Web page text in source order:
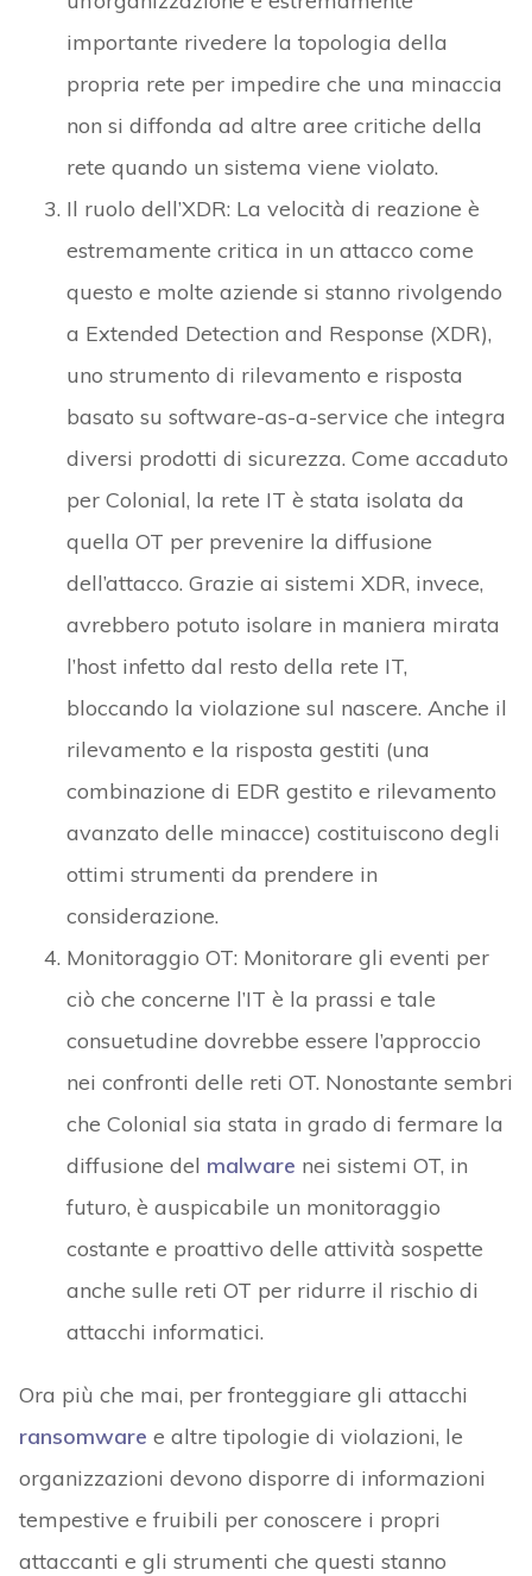
importante rivedere la topologia della
propria rete per impedire che una minaccia
non si diffonda ad altre aree critiche della
rete quando un sistema viene violato.
Il ruolo dell’XDR: La velocità di reazione è
estremamente critica in un attacco come
questo e molte aziende si stanno rivolgendo
a Extended Detection and Response (XDR),
uno strumento di rilevamento e risposta
basato su software-as-a-service che integra
diversi prodotti di sicurezza. Come accaduto
per Colonial, la rete IT è stata isolata da
quella OT per prevenire la diffusione
dell’attacco. Grazie ai sistemi XDR, invece,
avrebbero potuto isolare in maniera mirata
l’host infetto dal resto della rete IT,
bloccando la violazione sul nascere. Anche il
rilevamento e la risposta gestiti (una
combinazione di EDR gestito e rilevamento
avanzato delle minacce) costituiscono degli
ottimi strumenti da prendere in
considerazione.
Monitoraggio OT: Monitorare gli eventi per
ciò che concerne l’IT è la prassi e tale
consuetudine dovrebbe essere l’approccio
nei confronti delle reti OT. Nonostante sembri
che Colonial sia stata in grado di fermare la
diffusione del malware nei sistemi OT, in
futuro, è auspicabile un monitoraggio
costante e proattivo delle attività sospette
anche sulle reti OT per ridurre il rischio di
attacchi informatici.
Ora più che mai, per fronteggiare gli attacchi
ransomware e altre tipologie di violazioni, le
organizzazioni devono disporre di informazioni
tempestive e fruibili per conoscere i propri
attaccanti e gli strumenti che questi stanno